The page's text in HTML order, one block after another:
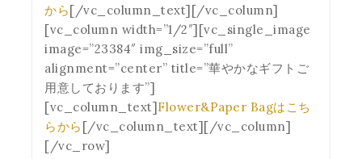
から [/vc_column_text][/vc_column]
[vc_column width=”1/2″][vc_single_image
image=”23384″ img_size=”full”
alignment=”center” title=”華やかなギフトご
用意しております”]
[vc_column_text] Flower&Paper Bagはこち
らから [/vc_column_text][/vc_column]
[/vc_row]